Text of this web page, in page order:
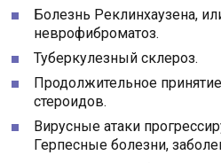
Болезнь Реклинхаузена,
неврофиброматоз.
Туберкулезный склероз.
Продолжительное
стероидов.
Вирусные атаки
Герпесные болезни,